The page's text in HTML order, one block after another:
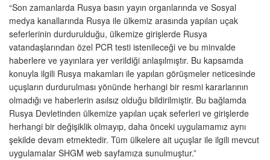
“Son zamanlarda Rusya basın yayın organlarında ve Sosyal
medya kanallarında Rusya ile ülkemiz arasında yapılan uçak
seferlerinin durdurulduğu, ülkemize girişlerde Rusya
vatandaşlarından özel PCR testi istenileceği ve bu minvalde
haberlere ve yayınlara yer verildiği anlaşılmıştır. Bu kapsamda
konuyla ilgili Rusya makamları ile yapılan görüşmeler neticesinde
uçuşların durdurulması yönünde herhangi bir resmi kararlarının
olmadığı ve haberlerin asılsız olduğu bildirilmiştir. Bu bağlamda
Rusya Devletinden ülkemize yapılan uçak seferleri ve girişlerde
herhangi bir değişiklik olmayıp, daha önceki uygulamamız aynı
şekilde devam etmektedir. Tüm ülkelere ait uçuşlar ile ilgili mevcut
uygulamalar SHGM web sayfamıza sunulmuştur.”